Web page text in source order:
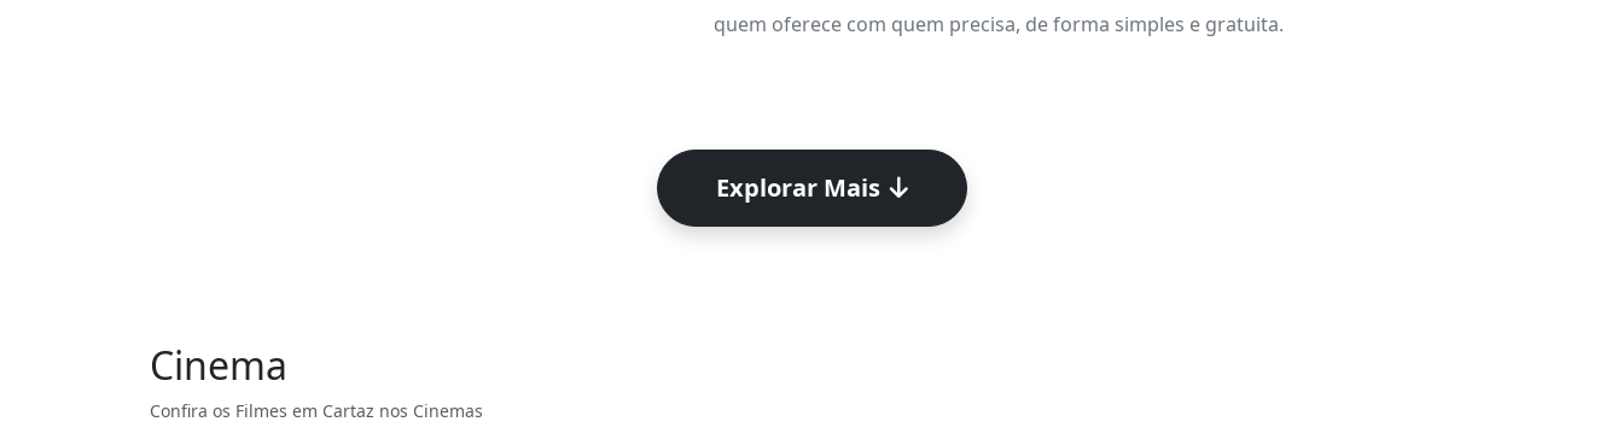
quem oferece com quem precisa, de forma simples e gratuita.
Explorar Mais
Cinema
Confira os Filmes em Cartaz nos Cinemas